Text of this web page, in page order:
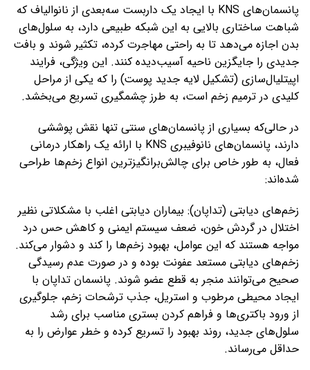
پانسمان‌های KNS با ایجاد یک داربست سه‌بعدی از نانوالیاف که
شباهت ساختاری بالایی به این شبکه طبیعی دارد، به سلول‌های
بدن اجازه می‌دهد تا به راحتی مهاجرت کرده، تکثیر شوند و بافت
جدیدی را جایگزین ناحیه آسیب‌دیده کنند. این ویژگی، فرایند
اپیتلیال‌سازی (تشکیل لایه جدید پوست) را که یکی از مراحل
کلیدی در ترمیم زخم است، به طرز چشمگیری تسریع می‌بخشد.
در حالی‌که بسیاری از پانسمان‌های سنتی تنها نقش پوششی
دارند، پانسمان‌های نانوفیبری KNS با ارائه یک راهکار درمانی
فعال، به طور خاص برای چالش‌برانگیزترین انواع زخم‌ها طراحی
شده‌اند:
زخم‌های دیابتی (تداپان): بیماران دیابتی اغلب با مشکلاتی نظیر
اختلال در گردش خون، ضعف سیستم ایمنی و کاهش حس درد
مواجه هستند که این عوامل، بهبود زخم‌ها را کند و دشوار می‌کند.
زخم‌های دیابتی مستعد عفونت بوده و در صورت عدم رسیدگی
صحیح می‌توانند منجر به قطع عضو شوند. پانسمان تداپان با
ایجاد محیطی مرطوب و استریل، جذب ترشحات زخم، جلوگیری
از ورود باکتری‌ها و فراهم کردن بستری مناسب برای رشد
سلول‌های جدید، روند بهبود را تسریع کرده و خطر عوارض را به
حداقل می‌رساند.